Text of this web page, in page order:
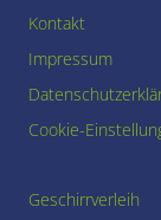
Kontakt
Impressum
Cookie-
Geschirrverleih